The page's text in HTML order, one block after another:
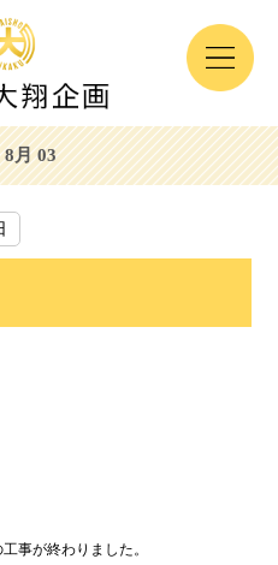
8月 03
事が終わりました。